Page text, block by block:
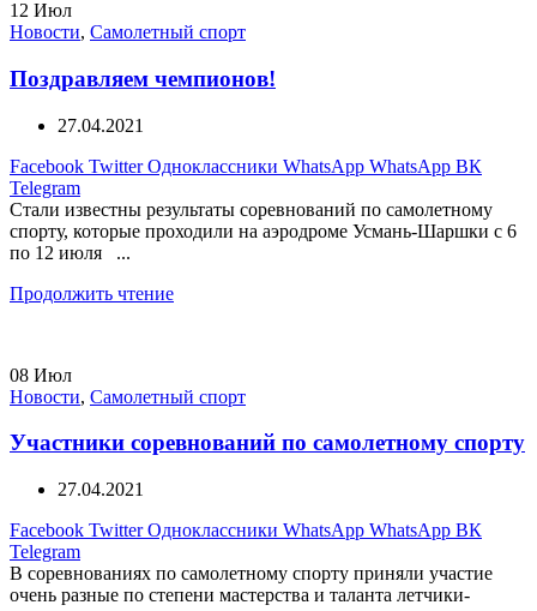
12 Июл
Новости, Самолетный спорт
Поздравляем чемпионов!
27.04.2021
Facebook Twitter Одноклассники WhatsApp WhatsApp ВК
Telegram
Стали известны результаты соревнований по самолетному
спорту, которые проходили на аэродроме Усмань-Шаршки с 6
по 12 июля ...
Продолжить чтение
08 Июл
Новости, Самолетный спорт
Участники соревнований по самолетному спорту
27.04.2021
Facebook Twitter Одноклассники WhatsApp WhatsApp ВК
Telegram
В соревнованиях по самолетному спорту приняли участие
очень разные по степени мастерства и таланта летчики-